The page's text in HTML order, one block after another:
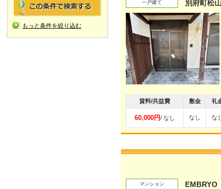
もっと条件を絞り込む
一戸建て 別府町松
賃料/共益費 敷金 礼
60,000円/ なし なし な
マンション EMBRYO